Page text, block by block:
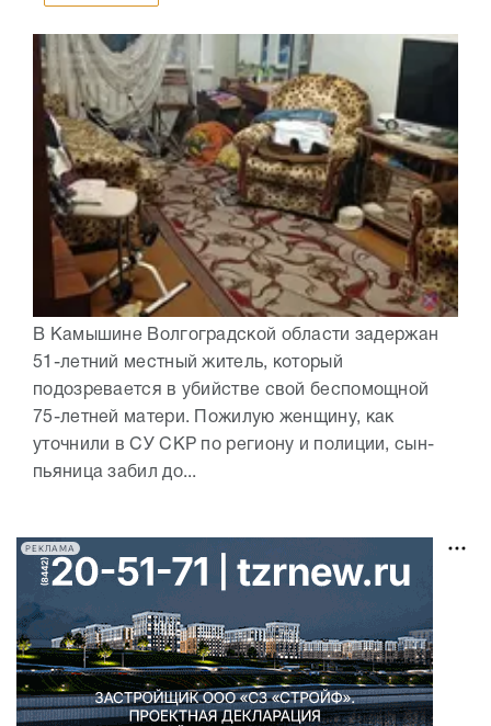
В Камышине Волгоградской области задержан
51-летний местный житель, который
подозревается в убийстве свой беспомощной
75-летней матери. Пожилую женщину, как
уточнили в СУ СКР по региону и полиции, сын-
пьяница забил до...
РЕКЛАМА